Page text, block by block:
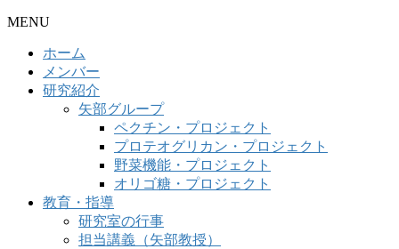
MENU
ホーム
メンバー
研究紹介
矢部グループ
ペクチン・プロジェクト
プロテオグリカン・プロジェクト
野菜機能・プロジェクト
オリゴ糖・プロジェクト
教育・指導
研究室の行事
担当講義（矢部教授）